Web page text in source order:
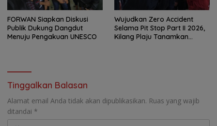
FORWAN Siapkan Diskusi
Publik Dukung Dangdut
Menuju Pengakuan UNESCO
Wujudkan Zero Accident
Selama Pit Stop Part II 2026,
Kilang Plaju Tanamkan
Tinggalkan Balasan
Alamat email Anda tidak akan dipublikasikan. Ruas yang wajib
ditandai *